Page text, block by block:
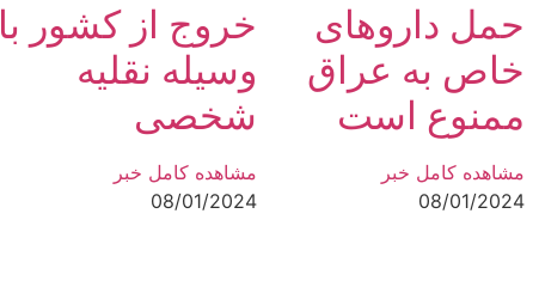
حمل داروهای
خاص به عراق
ممنوع است
مشاهده کامل خبر
08/01/2024
خروج از کشور با
وسیله نقلیه
شخصی
مشاهده کامل خبر
08/01/2024